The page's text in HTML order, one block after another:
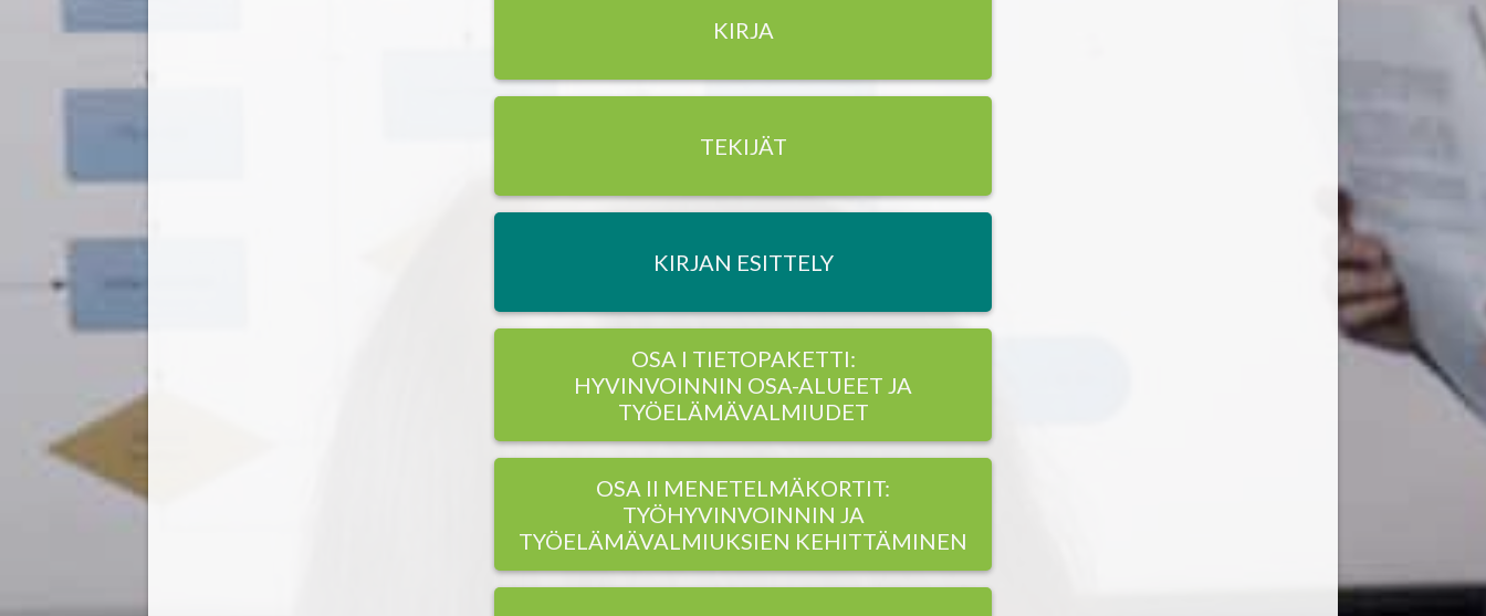
KIRJA
TEKIJÄT
KIRJAN ESITTELY
OSA I TIETOPAKETTI:
HYVINVOINNIN OSA-ALUEET JA
TYÖELÄMÄVALMIUDET
OSA II MENETELMÄKORTIT:
TYÖHYVINVOINNIN JA
TYÖELÄMÄVALMIUKSIEN KEHITTÄMINEN